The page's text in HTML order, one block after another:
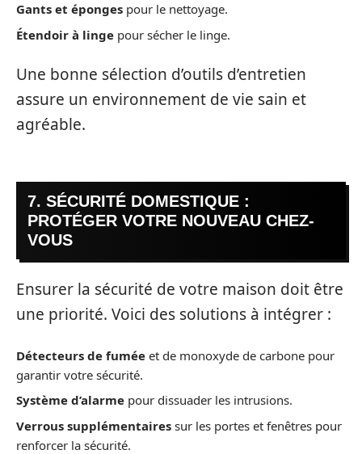
Gants et éponges pour le nettoyage.
Étendoir à linge pour sécher le linge.
Une bonne sélection d’outils d’entretien
assure un environnement de vie sain et
agréable.
7. SÉCURITÉ DOMESTIQUE :
PROTÉGER VOTRE NOUVEAU CHEZ-
VOUS
Ensurer la sécurité de votre maison doit être
une priorité. Voici des solutions à intégrer :
Détecteurs de fumée et de monoxyde de carbone pour
garantir votre sécurité.
Système d’alarme pour dissuader les intrusions.
Verrous supplémentaires sur les portes et fenêtres pour
renforcer la sécurité.